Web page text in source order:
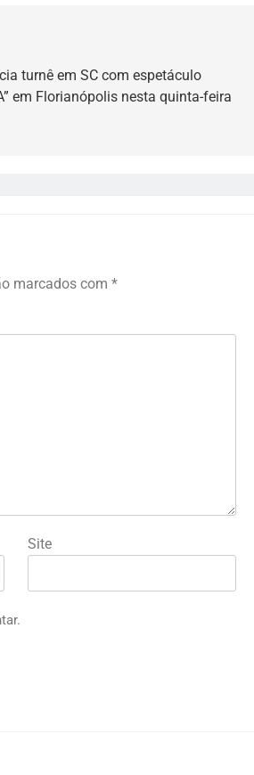
turnê em SC com espetáculo
em Florianópolis nesta quinta-feira
marcados com *
Site